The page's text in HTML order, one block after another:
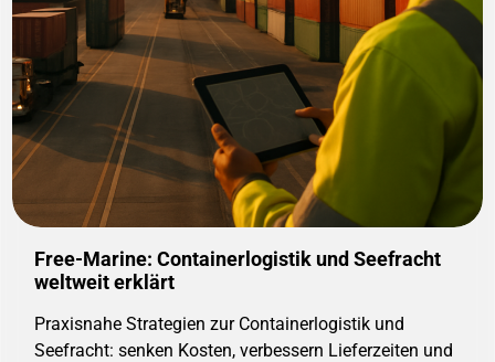
Free-Marine: Containerlogistik und Seefracht
weltweit erklärt
Praxisnahe Strategien zur Containerlogistik und
Seefracht: senken Kosten, verbessern Lieferzeiten und